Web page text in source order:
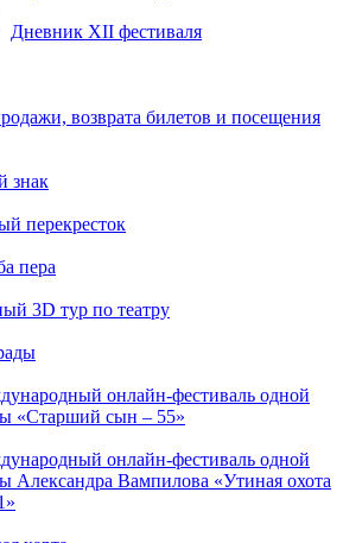
Дневник XII фестиваля
возврата билетов и посещения
знак
перекресток
пера
3D тур по театру
онлайн-фестиваль одной
«Старший сын – 55»
онлайн-фестиваль одной
Александра Вампилова «Утиная охота